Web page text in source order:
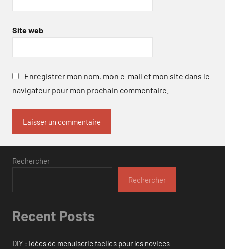
Site web
Enregistrer mon nom, mon e-mail et mon site dans le
navigateur pour mon prochain commentaire.
Rechercher
Rechercher
Recent Posts
DIY : Idées de menuiserie faciles pour les novices